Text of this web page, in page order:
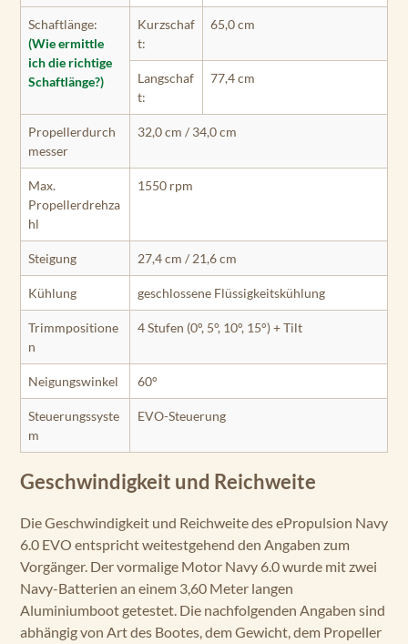
Schaftlänge:
(Wie ermittle
ich die richtige
Schaftlänge?)
Kurzschaf
t:
65,0 cm
Langschaf
t:
77,4 cm
Propellerdurch
messer
32,0 cm / 34,0 cm
Max.
Propellerdrehza
hl
1550 rpm
Steigung 27,4 cm / 21,6 cm
Kühlung geschlossene Flüssigkeitskühlung
Trimmpositione
n
4 Stufen (0°, 5°, 10°, 15°) + Tilt
Neigungswinkel 60°
Steuerungssyste
m
EVO-Steuerung
Geschwindigkeit und Reichweite
Die Geschwindigkeit und Reichweite des ePropulsion Navy
6.0 EVO entspricht weitestgehend den Angaben zum
Vorgänger. Der vormalige Motor Navy 6.0 wurde mit zwei
Navy-Batterien an einem 3,60 Meter langen
Aluminiumboot getestet. Die nachfolgenden Angaben sind
abhängig von Art des Bootes, dem Gewicht, dem Propeller